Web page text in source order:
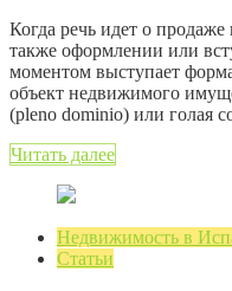
Когда речь идет о
также оформлении или
моментом выступает
объект недвижимого
(pleno dominio) или голая
Читать далее
Недвижимость в
Статьи